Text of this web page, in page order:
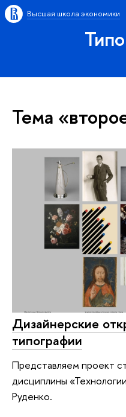
Высшая школа экономики
Тема
Дизайнерские
типографии
Представляем проект
дисциплины
Руденко.